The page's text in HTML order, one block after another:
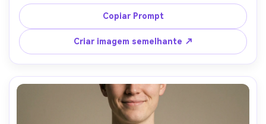
reflexos coloridos de rua, contraste cinematográfico de
cor azul e vermelho, fotografado em Nikon Z8 50mm f/1.8,
meio corpo molduras, foco nítido dos olhos, luzes bokeh,
textura de malha fotorealista e poros naturais da pele-
AR 4:5
Copiar Prompt
Criar imagem semelhante ↗